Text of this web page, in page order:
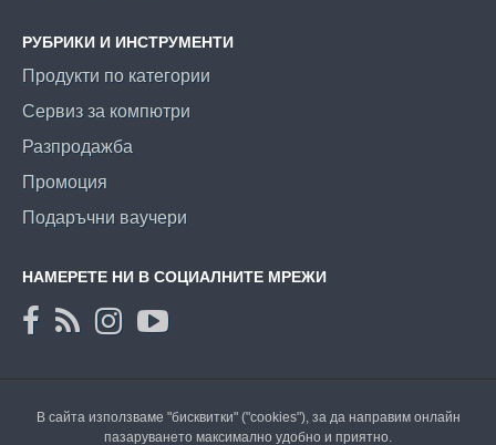
РУБРИКИ И ИНСТРУМЕНТИ
Продукти по категории
Сервиз за компютри
Разпродажба
Промоция
Подаръчни ваучери
НАМЕРЕТЕ НИ В СОЦИАЛНИТЕ МРЕЖИ
В сайта използваме "бисквитки" ("cookies"), за да направим онлайн
пазаруването максимално удобно и приятно.